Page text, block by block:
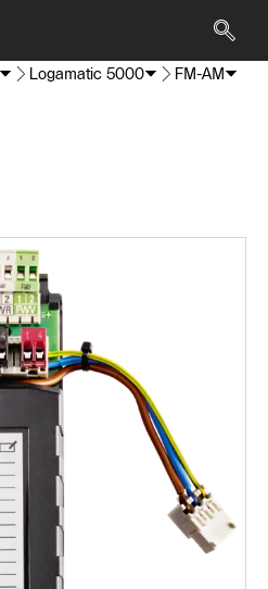
Logamatic 5000 FM-AM